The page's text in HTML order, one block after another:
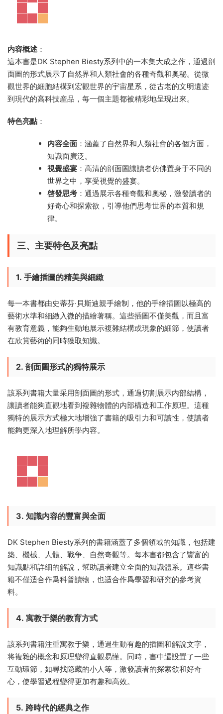
内容概述 ：
這本書是DK Stephen Biesty系列中的一本集大成之作，通過剖
面圖的形式展示了自然界和人類社會的各種奇觀和奧秘。從微
觀世界的細胞結構到宏觀世界的宇宙星系，從古老的文明遺迹
到現代的高科技産品，每一個主題都被精彩地呈現出來。
特色亮點 ：
内容全面 ：涵蓋了自然界和人類社會的各個方面，
知識面廣泛。
視覺盛宴 ：高清的剖面圖讓讀者仿佛置身于不同的
世界之中，享受視覺的盛宴。
啓發思考 ：通過展示各種奇觀和奧秘，激發讀者的
好奇心和探索欲，引導他們思考世界的本質和規
律。
三、主要特色及亮點
1. 手繪插圖的精美與細緻
每一本書都由史蒂芬·貝斯迪親手繪制，他的手繪插圖以極高的
藝術水準和細緻入微的描繪著稱。這些插圖不僅美觀，而且富
有教育意義，能夠生動地展示複雜結構或現象的細節，使讀者
在欣賞藝術的同時獲取知識。
2. 剖面圖形式的獨特展示
該系列書籍大量采用剖面圖的形式，通過切割展示内部結構，
讓讀者能夠直觀地看到複雜物體的内部構造和工作原理。這種
獨特的展示方式極大地增強了書籍的吸引力和可讀性，使讀者
能夠更深入地理解所學内容。
3. 知識内容的豐富與全面
DK Stephen Biesty系列的書籍涵蓋了多個領域的知識，包括建
築、機械、人體、戰争、自然奇觀等。每本書都包含了豐富的
知識點和詳細的解說，幫助讀者建立全面的知識體系。這些書
籍不僅适合作爲科普讀物，也适合作爲學習和研究的參考資
料。
4. 寓教于樂的教育方式
該系列書籍注重寓教于樂，通過生動有趣的插圖和解說文字，
将複雜的概念和原理變得直觀易懂。同時，書中還設置了一些
互動環節，如尋找隐藏的小人等，激發讀者的探索欲和好奇
心，使學習過程變得更加有趣和高效。
5. 跨時代的經典之作